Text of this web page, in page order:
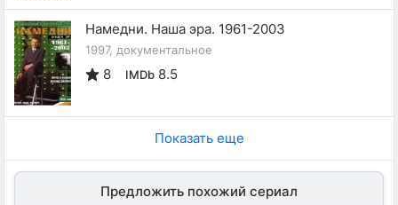
Намедни. Наша эра. 1961-2003
1997, документальное
8 IMDb 8.5
Показать еще
Предложить похожий сериал